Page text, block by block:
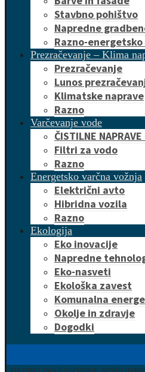
Stavbno pohištvo
Napredne
Razno-
Prezračevanje – Klima
Prezračevanje
Lunos
Klimatske naprave
Razno
Varčevanje vode
ČISTILNE
Filtri za vodo
Razno
Energetsko varčna vožnja
Električni avto
Hibridna vozila
Razno
Ekologija
Eko inovacije
Napredne
Eko-nasveti
Ekološka zavest
Komunalna
Okolje in zdravje
Dogodki